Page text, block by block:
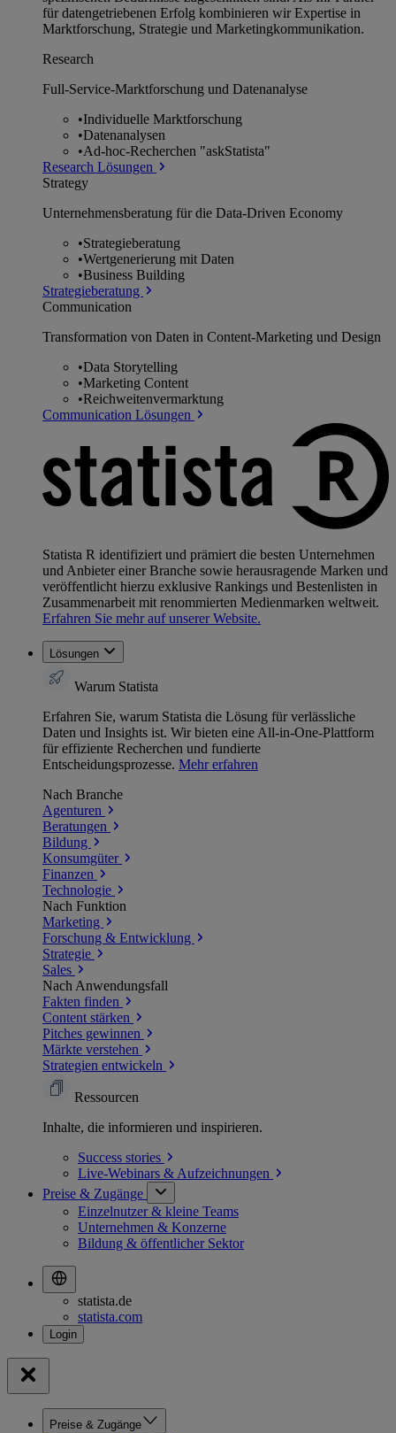
für datengetriebenen Erfolg kombinieren wir Expertise in
Marktforschung, Strategie und Marketingkommunikation.
Research
Full-Service-Marktforschung und Datenanalyse
•Individuelle Marktforschung
•Datenanalysen
•Ad-hoc-Recherchen "askStatista"
Research Lösungen
Strategy
Unternehmens­beratung für die Data-Driven Economy
•Strategieberatung
•Wertgenerierung mit Daten
•Business Building
Strategieberatung
Communication
Transformation von Daten in Content-Marketing und Design
•Data Storytelling
•Marketing Content
•Reichweitenvermarktung
Communication Lösungen
Statista R identifiziert und prämiert die besten Unternehmen
und Anbieter einer Branche sowie herausragende Marken und
veröffentlicht hierzu exklusive Rankings und Bestenlisten in
Zusammenarbeit mit renommierten Medienmarken weltweit.
Erfahren Sie mehr auf unserer Website.
Lösungen
Warum Statista
Erfahren Sie, warum Statista die Lösung für verlässliche
Daten und Insights ist. Wir bieten eine All-in-One-Plattform
für effiziente Recherchen und fundierte
Entscheidungsprozesse. Mehr erfahren
Nach Branche
Agenturen
Beratungen
Bildung
Konsumgüter
Finanzen
Technologie
Nach Funktion
Marketing
Forschung & Entwicklung
Strategie
Sales
Nach Anwendungsfall
Fakten finden
Content stärken
Pitches gewinnen
Märkte verstehen
Strategien entwickeln
Ressourcen
Inhalte, die informieren und inspirieren.
Success stories
Live-Webinars & Aufzeichnungen
Preise & Zugänge
Einzelnutzer & kleine Teams
Unternehmen & Konzerne
Bildung & öffentlicher Sektor
statista.de
statista.com
Preise & Zugänge